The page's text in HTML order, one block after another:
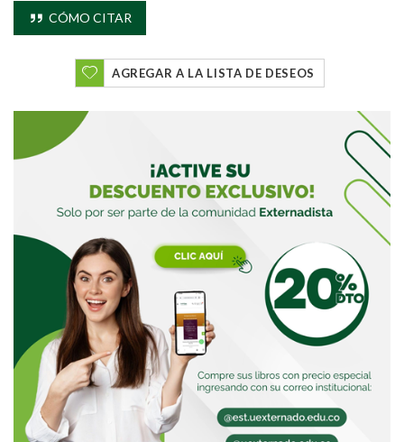
Buscar
CÓMO CITAR
AGREGAR A LA LISTA DE DESEOS